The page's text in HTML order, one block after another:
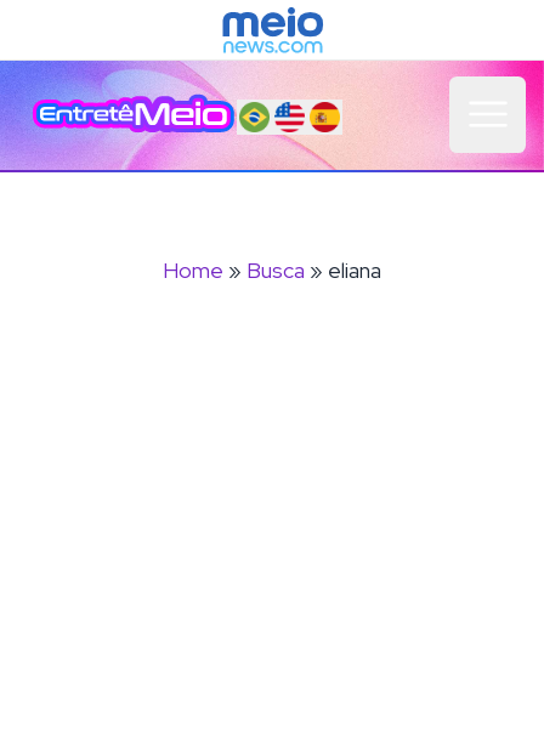
Home » Busca » eliana